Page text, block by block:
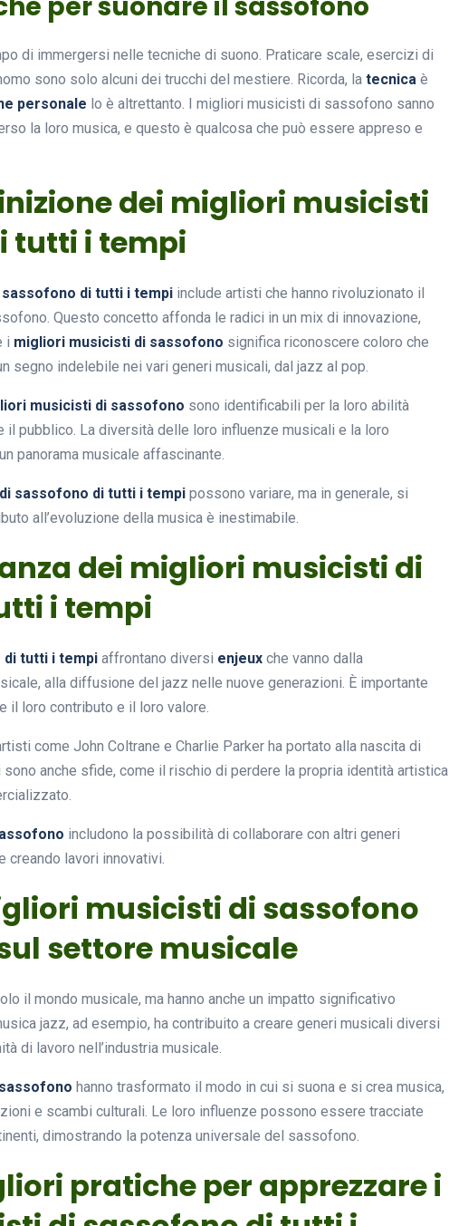
di immergersi nelle tecniche di suono. Praticare scale, esercizi di
sono solo alcuni dei trucchi del mestiere. Ricorda, la tecnica è
personale lo è altrettanto. I migliori musicisti di sassofono sanno
la loro musica, e questo è qualcosa che può essere appreso e
dei migliori musicisti
tutti i tempi
di tutti i tempi include artisti che hanno rivoluzionato il
Questo concetto affonda le radici in un mix di innovazione,
i migliori musicisti di sassofono significa riconoscere coloro che
segno indelebile nei vari generi musicali, dal jazz al pop.
musicisti di sassofono sono identificabili per la loro abilità
il pubblico. La diversità delle loro influenze musicali e la loro
panorama musicale affascinante.
sassofono di tutti i tempi possono variare, ma in generale, si
all’evoluzione della musica è inestimabile.
dei migliori musicisti di
i tempi
tutti i tempi affrontano diversi enjeux che vanno dalla
alla diffusione del jazz nelle nuove generazioni. È importante
il loro contributo e il loro valore.
come John Coltrane e Charlie Parker ha portato alla nascita di
sono anche sfide, come il rischio di perdere la propria identità artistica
includono la possibilità di collaborare con altri generi
creando lavori innovativi.
musicisti di sassofono
settore musicale
il mondo musicale, ma hanno anche un impatto significativo
jazz, ad esempio, ha contribuito a creare generi musicali diversi
di lavoro nell’industria musicale.
hanno trasformato il modo in cui si suona e si crea musica,
e scambi culturali. Le loro influenze possono essere tracciate
dimostrando la potenza universale del sassofono.
pratiche per apprezzare i